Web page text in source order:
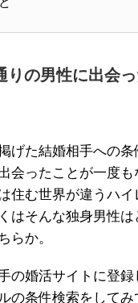
りの男性に出会
げた結婚相手への条
会ったことが一度
住む世界が違うハイ
はそんな独身男性は
らか。
の婚活サイトに登
の条件検索をしてみ